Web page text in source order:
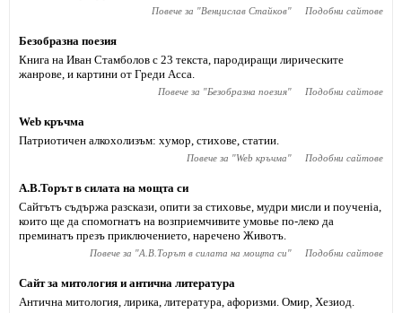
Повече за "Венцислав Стайков" Подобни сайтове
Безобразна поезия
Книга на Иван Стамболов с 23 текста, пародиращи лирическите
жанрове, и картини от Греди Асса.
Повече за "Безобразна поезия" Подобни сайтове
Web кръчма
Патриотичен алкохолизъм: хумор, стихове, статии.
Повече за "Web кръчма" Подобни сайтове
А.В.Торът в силата на мощта си
Сайтътъ съдържа разскази, опити за стиховье, мудри мисли и поученiа,
които ще да спомогнатъ на возприемчивите умовье по-леко да
преминатъ презъ приключението, наречено Животъ.
Повече за "А.В.Торът в силата на мощта си" Подобни сайтове
Сайт за митология и антична литература
Антична митология, лирика, литература, афоризми. Омир, Хезиод.